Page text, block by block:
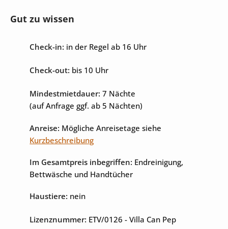
Unterhaltung
Internet Sat-TV
Gut zu wissen
Check-in: in der Regel ab 16 Uhr
Check-out: bis 10 Uhr
Mindestmietdauer: 7 Nächte
(auf Anfrage ggf. ab 5 Nächten)
Anreise: Mögliche Anreisetage siehe
Kurzbeschreibung
Im Gesamtpreis inbegriffen: Endreinigung,
Bettwäsche und Handtücher
Haustiere: nein
Lizenznummer: ETV/0126 - Villa Can Pep